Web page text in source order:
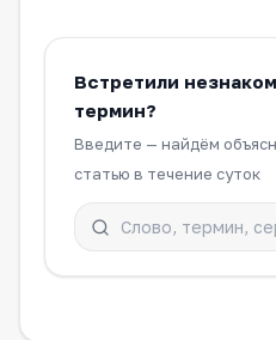
Встретили
термин?
Введите — найдём
статью в течение суток